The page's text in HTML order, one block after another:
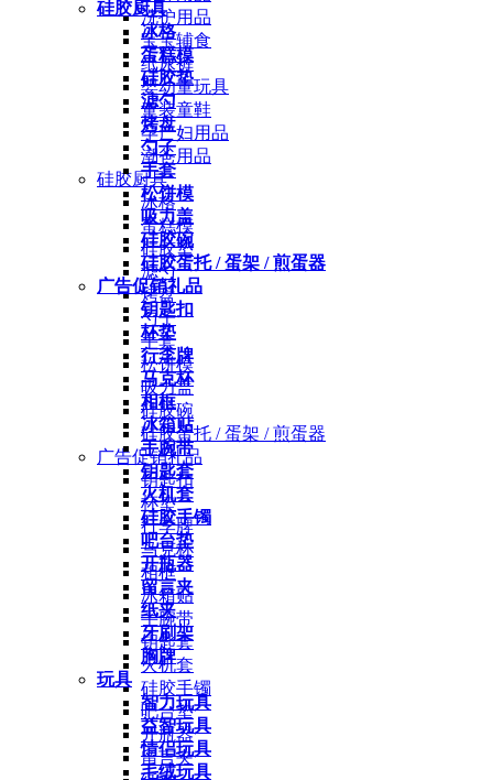
硅胶厨具
冰格
蛋糕模
硅胶垫
滤勺
烤盘
勺子
手套
松饼模
吸力盖
硅胶碗
硅胶蛋托 / 蛋架 / 煎蛋器
广告促销礼品
钥匙扣
杯垫
行李牌
马克杯
相框
冰箱贴
手腕带
钥匙套
火机套
硅胶手镯
吧台垫
开瓶器
留言夹
纸夹
牙刷架
胸牌
玩具
智力玩具
益智玩具
情侣玩具
毛绒玩具
洗护用品
宝宝辅食
纸尿裤
婴幼童玩具
童装童鞋
孕产妇用品
潮爸用品
硅胶厨具
冰格
蛋糕模
硅胶垫
滤勺
烤盘
勺子
手套
松饼模
吸力盖
硅胶碗
硅胶蛋托 / 蛋架 / 煎蛋器
广告促销礼品
钥匙扣
杯垫
行李牌
马克杯
相框
冰箱贴
手腕带
钥匙套
火机套
硅胶手镯
吧台垫
开瓶器
留言夹